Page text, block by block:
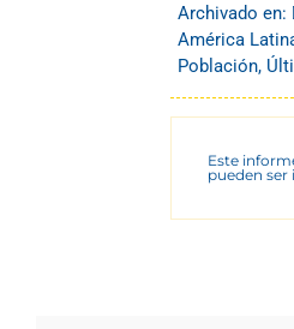
Archivado en:
América
Población,
Este
pueden